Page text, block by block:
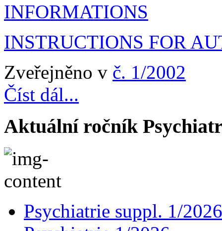
INFORMATIONS
INSTRUCTIONS FOR
Zveřejněno v č. 1/2002
Číst dál...
Aktuální ročník
Psychiatrie suppl. 1/2026